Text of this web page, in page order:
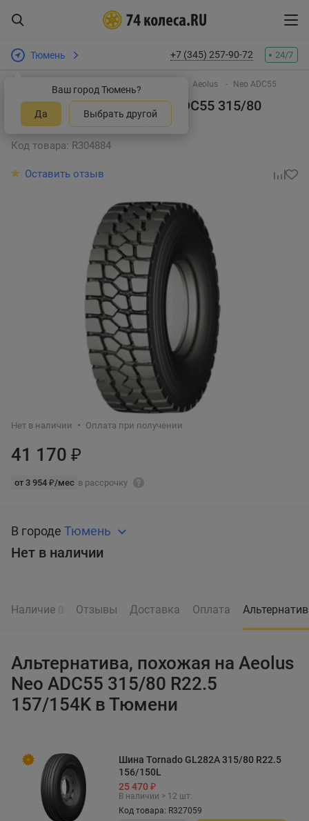
Тюмень
Ваш город Тюмень?
Да Выбрать другой
+7 (345) 257-90-72 24/7
Интернет-магазин шин и дисков Aeolus Neo ADC55
Летняя шина Aeolus Neo ADC55 315/80
R22.5 157/154Kв Тюмени
Код товара: R304884
Оставить отзыв
Нет в наличии Оплата при получении
41 170 ₽
от 3 954 ₽/мес в рассрочку
В городе Тюмень
Нет в наличии
Наличие 0 Отзывы Доставка Оплата
Альтернатива, похожая на Aeolus
Neo ADC55 315/80 R22.5
157/154K в Тюмени
Шина Tornado GL282A 315/80 R22.5
156/150L
25 470 ₽
В наличии > 12 шт.
Код товара: R327059